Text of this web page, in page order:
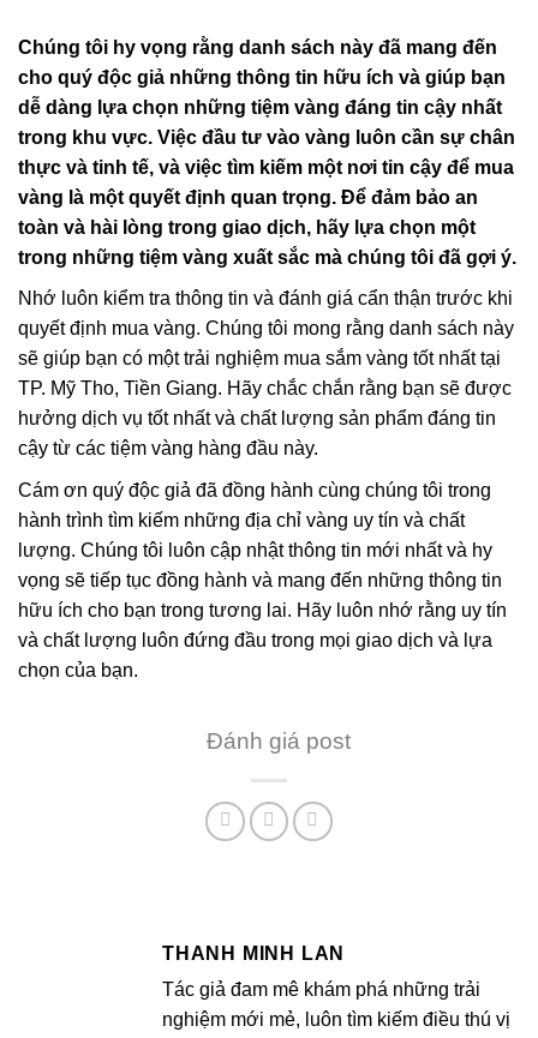
Chúng tôi hy vọng rằng danh sách này đã mang đến
cho quý độc giả những thông tin hữu ích và giúp bạn
dễ dàng lựa chọn những tiệm vàng đáng tin cậy nhất
trong khu vực. Việc đầu tư vào vàng luôn cần sự chân
thực và tinh tế, và việc tìm kiếm một nơi tin cậy để mua
vàng là một quyết định quan trọng. Để đảm bảo an
toàn và hài lòng trong giao dịch, hãy lựa chọn một
trong những tiệm vàng xuất sắc mà chúng tôi đã gợi ý.
Nhớ luôn kiểm tra thông tin và đánh giá cẩn thận trước khi
quyết định mua vàng. Chúng tôi mong rằng danh sách này
sẽ giúp bạn có một trải nghiệm mua sắm vàng tốt nhất tại
TP. Mỹ Tho, Tiền Giang. Hãy chắc chắn rằng bạn sẽ được
hưởng dịch vụ tốt nhất và chất lượng sản phẩm đáng tin
cậy từ các tiệm vàng hàng đầu này.
Cám ơn quý độc giả đã đồng hành cùng chúng tôi trong
hành trình tìm kiếm những địa chỉ vàng uy tín và chất
lượng. Chúng tôi luôn cập nhật thông tin mới nhất và hy
vọng sẽ tiếp tục đồng hành và mang đến những thông tin
hữu ích cho bạn trong tương lai. Hãy luôn nhớ rằng uy tín
và chất lượng luôn đứng đầu trong mọi giao dịch và lựa
chọn của bạn.
Đánh giá post
THANH MINH LAN
Tác giả đam mê khám phá những trải
nghiệm mới mẻ, luôn tìm kiếm điều thú vị